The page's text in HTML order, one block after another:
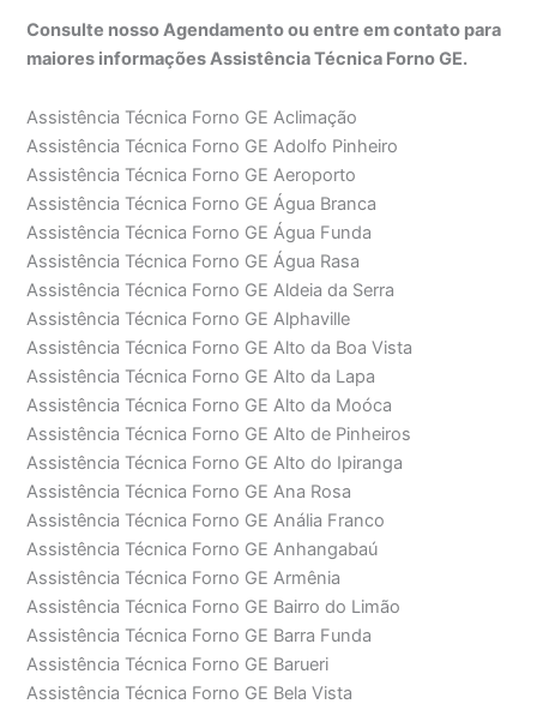
Consulte nosso Agendamento ou entre em contato para
maiores informações Assistência Técnica Forno GE.
Assistência Técnica Forno GE Aclimação
Assistência Técnica Forno GE Adolfo Pinheiro
Assistência Técnica Forno GE Aeroporto
Assistência Técnica Forno GE Água Branca
Assistência Técnica Forno GE Água Funda
Assistência Técnica Forno GE Água Rasa
Assistência Técnica Forno GE Aldeia da Serra
Assistência Técnica Forno GE Alphaville
Assistência Técnica Forno GE Alto da Boa Vista
Assistência Técnica Forno GE Alto da Lapa
Assistência Técnica Forno GE Alto da Moóca
Assistência Técnica Forno GE Alto de Pinheiros
Assistência Técnica Forno GE Alto do Ipiranga
Assistência Técnica Forno GE Ana Rosa
Assistência Técnica Forno GE Anália Franco
Assistência Técnica Forno GE Anhangabaú
Assistência Técnica Forno GE Armênia
Assistência Técnica Forno GE Bairro do Limão
Assistência Técnica Forno GE Barra Funda
Assistência Técnica Forno GE Barueri
Assistência Técnica Forno GE Bela Vista